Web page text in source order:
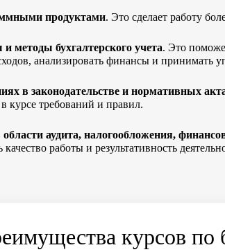
продуктами. Это сделает работу
методы бухгалтерского учета. Это
анализировать финансы и принимать
в законодательстве и нормативных
курсе требований и правил.
аудита, налогообложения,
работы и результативность
курсов по